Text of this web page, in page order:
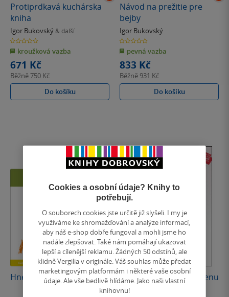
Protiprdkavá kuchárska
kniha
Igor Bukovský & další
0.0
z
5
hvězdiček
kroužková vazba
671 Kč
Běžně750 Kč
Do košíku
Návod na prežitie pre
bejby
Igor Bukovský
0.0
z
5
hvězdiček
pevná vazba
833 Kč
Běžně 931 Kč
Do košíku
Hneď to bude, Anjelik
Nedostupné
Návod na přežití pro ženu
Cookies a osobní údaje? Knihy to
potřebují.
O souborech cookies jste určitě již slyšeli. I my je
využíváme ke shromažďování a analýze informací,
aby náš e-shop dobře fungoval a mohli jsme ho
nadále zlepšovat. Také nám pomáhají ukazovat
lepší a cílenější reklamu. Žádných 50 odstínů, ale
klidně Vergilia v originále. Váš souhlas může předat
marketingovým platformám i některé vaše osobní
údaje. Ale vše bedlivě hlídáme. Jako naši vlastní
knihovnu!